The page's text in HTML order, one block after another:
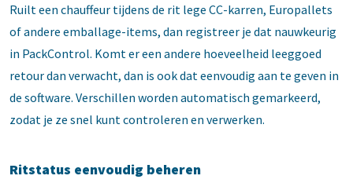
Ruilt een chauffeur tijdens de rit lege CC-karren, Europallets
of andere emballage-items, dan registreer je dat nauwkeurig
in PackControl. Komt er een andere hoeveelheid leeggoed
retour dan verwacht, dan is ook dat eenvoudig aan te geven in
de software. Verschillen worden automatisch gemarkeerd,
zodat je ze snel kunt controleren en verwerken.
Ritstatus eenvoudig beheren